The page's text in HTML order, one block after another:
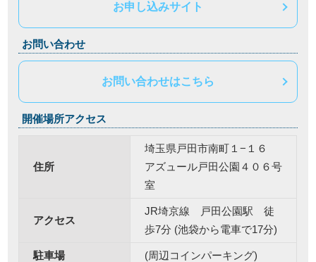
お申し込みサイト
お問い合わせ
お問い合わせはこちら
開催場所アクセス
住所
埼玉県戸田市南町１−１６
アズュール戸田公園４０６号
室
アクセス
JR埼京線 戸田公園駅 徒
歩7分 (池袋から電車で17分)
駐車場 (周辺コインパーキング)